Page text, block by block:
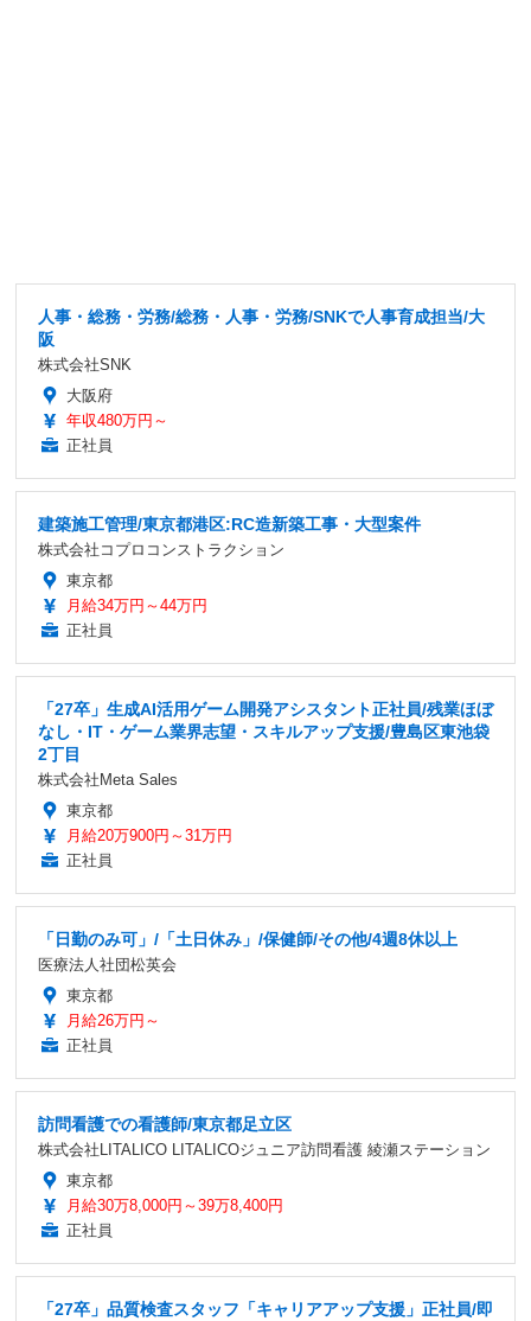
人事・総務・労務/総務・人事・労務/SNKで人事育成担当/大
阪
株式会社SNK
大阪府
年収480万円～
正社員
建築施工管理/東京都港区:RC造新築工事・大型案件
株式会社コプロコンストラクション
東京都
月給34万円～44万円
正社員
「27卒」生成AI活用ゲーム開発アシスタント正社員/残業ほぼ
なし・IT・ゲーム業界志望・スキルアップ支援/豊島区東池袋
2丁目
株式会社Meta Sales
東京都
月給20万900円～31万円
正社員
「日勤のみ可」/「土日休み」/保健師/その他/4週8休以上
医療法人社団松英会
東京都
月給26万円～
正社員
訪問看護での看護師/東京都足立区
株式会社LITALICO LITALICOジュニア訪問看護 綾瀬ステーション
東京都
月給30万8,000円～39万8,400円
正社員
「27卒」品質検査スタッフ「キャリアアップ支援」正社員/即